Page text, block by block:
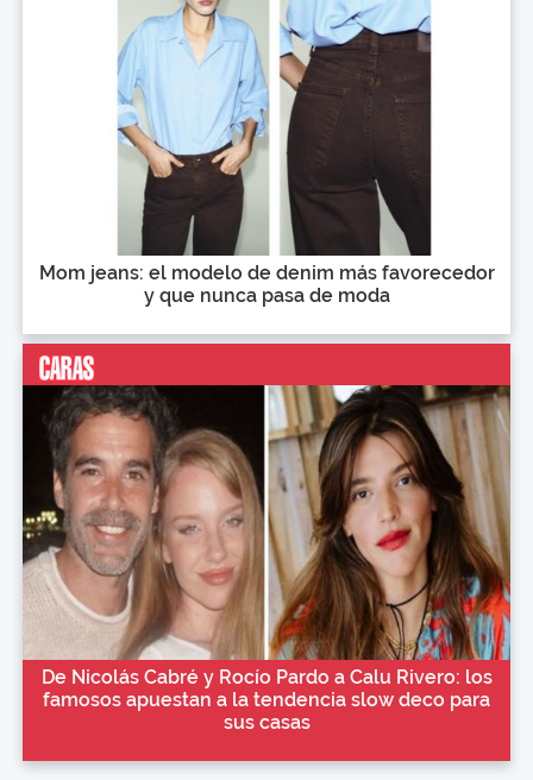
Mom jeans: el modelo de denim más favorecedor
y que nunca pasa de moda
De Nicolás Cabré y Rocío Pardo a Calu Rivero: los
famosos apuestan a la tendencia slow deco para
sus casas